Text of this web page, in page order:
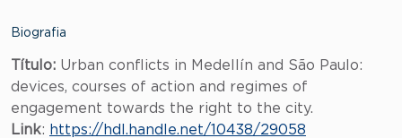
Biografia
Título: Urban conflicts in Medellín and São Paulo:
devices, courses of action and regimes of
engagement towards the right to the city.
Link: https://hdl.handle.net/10438/29058